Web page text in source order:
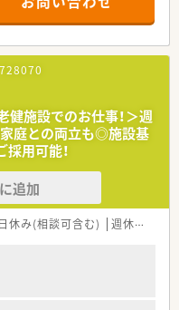
体制で、17時30分までの開
組め、プライベートの時間も
、かかりつけ薬剤師や健康サ
採用しています。
可能で、40代までは未経験
可能な方を歓迎しています。
りと向き合った質の高い服薬
方に最適な求人です。
ビニ併設など多様な薬局形態
実績を持ち、今後も新規出
728070
健施設でのお仕事！＞週
庭との両立も◎施設基
用可能！
追加
休み(相談可含む) 週休2.5日以上